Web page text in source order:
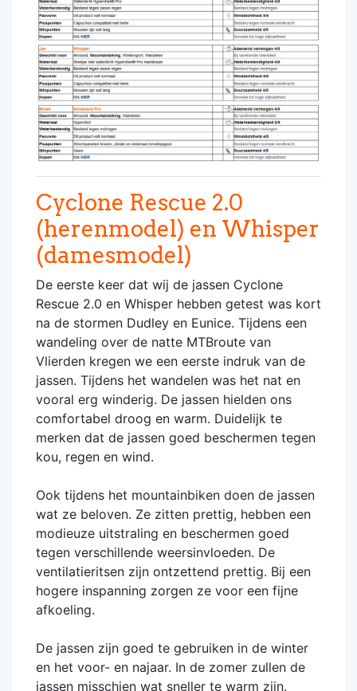
Cyclone Rescue 2.0
(herenmodel) en Whisper
(damesmodel)
De eerste keer dat wij de jassen Cyclone
Rescue 2.0 en Whisper hebben getest was kort
na de stormen Dudley en Eunice. Tijdens een
wandeling over de natte MTBroute van
Vlierden kregen we een eerste indruk van de
jassen. Tijdens het wandelen was het nat en
vooral erg winderig. De jassen hielden ons
comfortabel droog en warm. Duidelijk te
merken dat de jassen goed beschermen tegen
kou, regen en wind.
Ook tijdens het mountainbiken doen de jassen
wat ze beloven. Ze zitten prettig, hebben een
modieuze uitstraling en beschermen goed
tegen verschillende weersinvloeden. De
ventilatieritsen zijn ontzettend prettig. Bij een
hogere inspanning zorgen ze voor een fijne
afkoeling.
De jassen zijn goed te gebruiken in de winter
en het voor- en najaar. In de zomer zullen de
jassen misschien wat sneller te warm zijn.